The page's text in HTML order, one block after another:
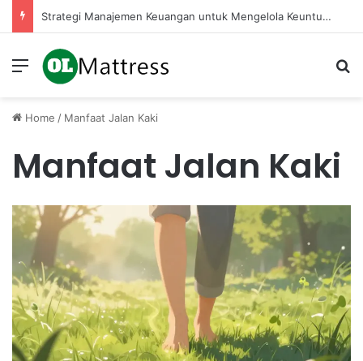
Strategi Manajemen Keuangan untuk Mengelola Keuntungan Penjualan sebagai Modal Kembali
Menu
Home / Manfaat Jalan Kaki
Manfaat Jalan Kaki